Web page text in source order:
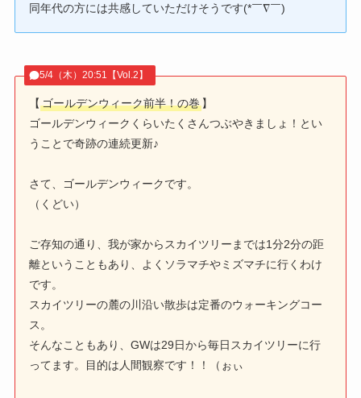
同年代の方には共感していただけそうです(*￣∇￣)
5/4（木）20:51【Vol.2】
【ゴールデンウィーク前半！の巻 】
ゴールデンウィークくらいたくさんつぶやきましょ！とい
うことで奇跡の連続更新♪
さて、ゴールデンウィークです。
（くどい）
ご存知の通り、我が家からスカイツリーまでは1分2分の距
離ということもあり、よくソラマチやミズマチに行くわけ
です。
スカイツリーの麓の川沿い散歩は定番のウォーキングコー
ス。
そんなこともあり、GWは29日から毎日スカイツリーに行
ってます。目的は人間観察です！！（ぉぃ